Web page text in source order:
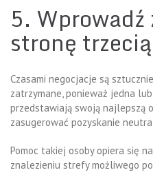
5.
stronę
Czasami negocjacje są
zatrzymane, ponieważ jedna
przedstawiają swoją najlepszą
zasugerować pozyskanie
Pomoc takiej osoby opiera się
znalezieniu strefy możliwego